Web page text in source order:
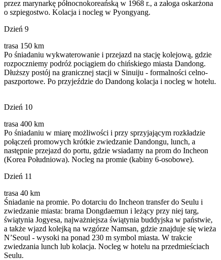
przez marynarkę północnokoreańską w 1968 r., a załoga oskarżona
o szpiegostwo. Kolacja i nocleg w Pyongyang.
Dzień 9
trasa 150 km
Po śniadaniu wykwaterowanie i przejazd na stację kolejową, gdzie
rozpoczniemy podróż pociągiem do chińskiego miasta Dandong.
Dłuższy postój na granicznej stacji w Sinuiju - formalności celno-
paszportowe. Po przyjeździe do Dandong kolacja i nocleg w hotelu.
Dzień 10
trasa 400 km
Po śniadaniu w miarę możliwości i przy sprzyjającym rozkładzie
połączeń promowych krótkie zwiedzanie Dandongu, lunch, a
następnie przejazd do portu, gdzie wsiadamy na prom do Incheon
(Korea Południowa). Nocleg na promie (kabiny 6-osobowe).
Dzień 11
trasa 40 km
Śniadanie na promie. Po dotarciu do Incheon transfer do Seulu i
zwiedzanie miasta: brama Dongdaemun i leżący przy niej targ,
świątynia Jogyesa, najważniejsza świątynia buddyjska w państwie,
a także wjazd kolejką na wzgórze Namsan, gdzie znajduje się wieża
N’Seoul - wysoki na ponad 230 m symbol miasta. W trakcie
zwiedzania lunch lub kolacja. Nocleg w hotelu na przedmieściach
Seulu.